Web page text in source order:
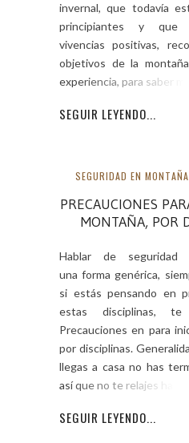
invernal, que todavía
principiantes y que
vivencias positivas,
objetivos de la
experiencia, para saber
SEGUIR LEYENDO...
SEGURIDAD EN MONTAÑA
PRECAUCIONES
MONTAÑA, POR
Hablar de
una forma genérica,
si estás pensando en
estas disciplinas,
Precauciones en para
por disciplinas.
llegas a casa no has
así que no te relajes hasta
SEGUIR LEYENDO...